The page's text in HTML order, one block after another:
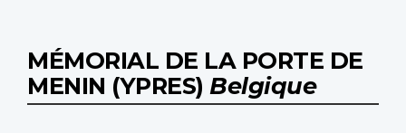
MÉMORIAL DE LA PORTE DE
MENIN (YPRES) Belgique